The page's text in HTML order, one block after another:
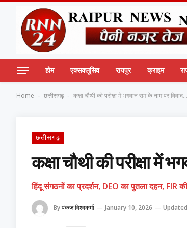
होम एक्सक्लूसिव रायपुर क्राइम
Home - छत्तीसगढ़ - कक्षा चौथी की परीक्षा में भगवान राम के नाम पर विवाद…
छत्तीसगढ़
कक्षा चौथी की परीक्षा में
हिंदू संगठनों का प्रदर्शन, DEO का पुतला दहन, FIR
Byपंकज विश्वकर्मा January 10, 2026